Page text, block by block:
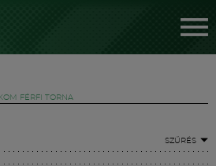
FÉRFI TORNA
SZŰRÉS